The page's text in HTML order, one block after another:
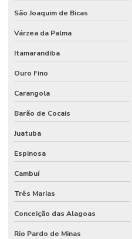
São Joaquim de Bicas
Várzea da Palma
Itamarandiba
Ouro Fino
Carangola
Barão de Cocais
Juatuba
Espinosa
Cambuí
Três Marias
Conceição das Alagoas
Rio Pardo de Minas